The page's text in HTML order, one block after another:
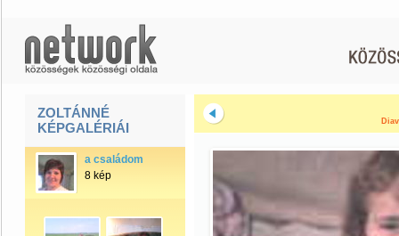
ZOLTÁNNÉ
KÉPGALÉRIÁI
a családom
8 kép